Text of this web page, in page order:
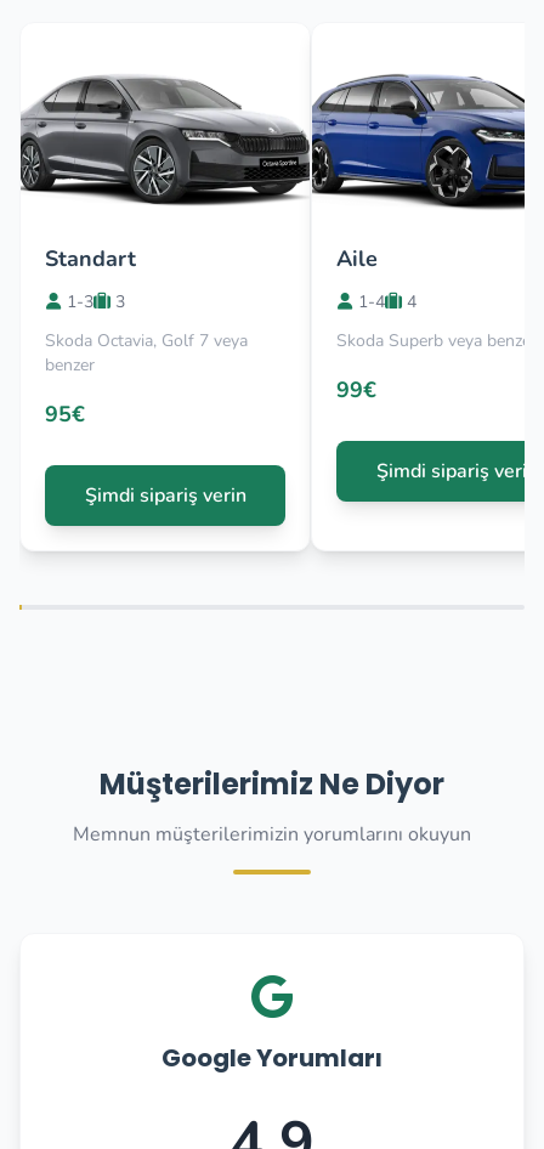
Standart
1-3
3
Skoda Octavia, Golf 7 veya
benzer
95€
Şimdi sipariş verin
Aile
1-4
4
Skoda Superb veya benzer
99€
Şimdi sipariş verin
Müşterilerimiz Ne Diyor
Memnun müşterilerimizin yorumlarını okuyun
Google Yorumları